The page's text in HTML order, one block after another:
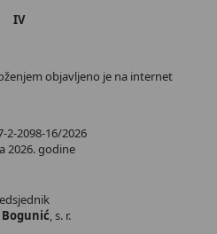
IV
objavljeno je na internet
2-2098-16/2026
2026. godine
, s. r.